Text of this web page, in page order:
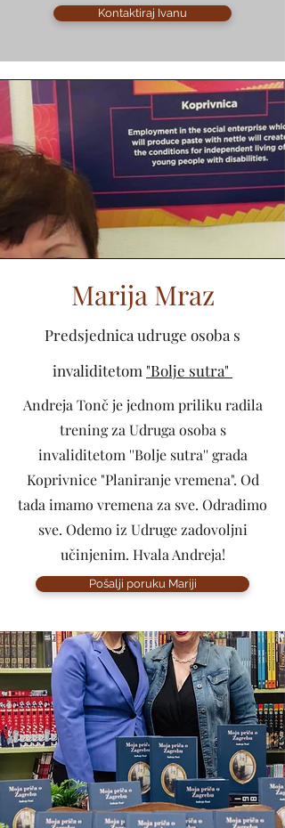
Kontaktiraj Ivanu
Marija Mraz
Predsjednica udruge osoba s
invaliditetom "Bolje sutra"
Andreja Tonč je jednom priliku radila
trening za Udruga osoba s
invaliditetom ''Bolje sutra'' grada
Koprivnice "Planiranje vremena". Od
tada imamo vremena za sve. Odradimo
sve. Odemo iz Udruge zadovoljni
učinjenim. Hvala Andreja!
Pošalji poruku Mariji